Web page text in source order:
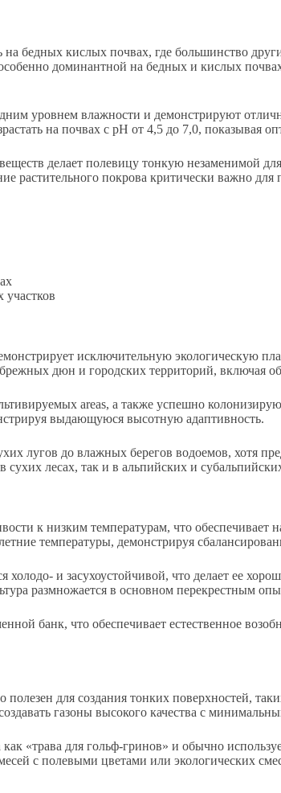
бедных кислых почвах, где большинство
доминантной на бедных и кислых
уровнем влажности и демонстрируют
на почвах с pH от 4,5 до 7,0, показывая
делает полевицу тонкую незаменимой
растительного покрова критически важно для
участков
исключительную экологическую
дюн и городских территорий, включая
areas, а также успешно
выдающуюся высотную адаптивность.
лугов до влажных берегов водоемов, хотя
лесах, так и в альпийских и
к низким температурам, что
температуры, демонстрируя
и засухоустойчивой, что делает ее
размножается в основном перекрестным
банк, что обеспечивает естественное
для создания тонких поверхностей,
газоны высокого качества с
«трава для гольф-гринов» и обычно
с полевыми цветами или экологических